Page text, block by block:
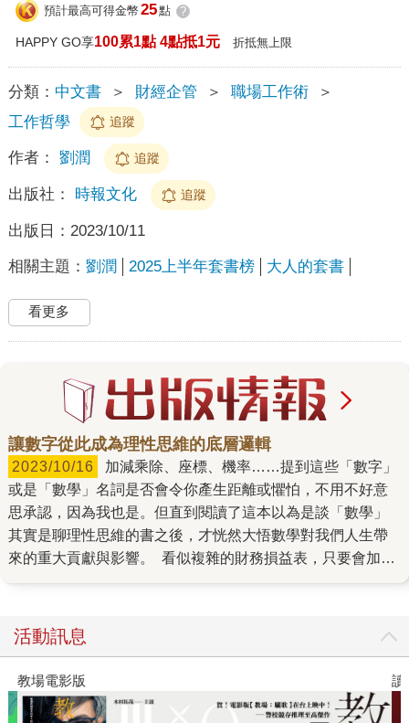
預計最高可得金幣 25點 ?
HAPPY GO享100累1點 4點抵1元 折抵無上限
分類： 中文書 ＞ 財經企管 ＞ 職場工作術
＞
工作哲學
追蹤
作者： 劉潤 追蹤
出版社： 時報文化 追蹤
出版日： 2023/10/11
相關主題： 劉潤 2025上半年套書榜 大人的套書
看更多
讓數字從此成為理性思維的底層邏輯
2023/10/16
或是「數學」名詞是否會令你產生距離或懼怕，不用不好意
思承認，因為我也是。但直到閱讀了這本以為是談「數學」
其實是聊理性思維的書之後，才恍然大悟數學對我們人生帶
來的重大貢獻與影響。 看似複雜的財務損益表，只要會加減
將一橫一直的線條交叉成十字，就能輕易分析每個象限所帶
來的利弊得失。以為指數增長是一般人用不到的公式，殊不
知它正解釋了「一分耕耘一分收穫」為什麼不比「窮者越窮
富者越富」有道理。而「以偏概全」這四個字就是在談變異
數與標準差，變異數越大，代表優劣落差大、變異數越小，
活動訊息
教場電影版 讀